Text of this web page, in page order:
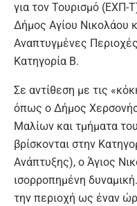
για τον Τουρισμό (ΕΧΠ-
Δήμος Αγίου Νικολάου
Αναπτυγμένες
Κατηγορία Β.
Σε αντίθεση με τις
όπως ο Δήμος
Μαλίων και τμήματα
βρίσκονται στην
Ανάπτυξης), ο Άγιος
ισορροπημένη
την περιοχή ως έναν